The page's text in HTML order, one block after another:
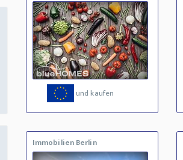
und kaufen
Immobilien Berlin